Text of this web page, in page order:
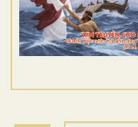
BAN MỤC VỤ
ĐOÀN THỂ CG
ĐIỂM HÀNH HƯƠNG